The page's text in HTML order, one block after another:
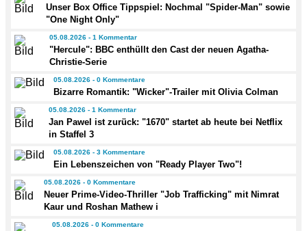
Unser Box Office Tippspiel: Nochmal "Spider-Man" sowie
"One Night Only"
05.08.2026 - 1 Kommentar
"Hercule": BBC enthüllt den Cast der neuen Agatha-
Christie-Serie
05.08.2026 - 0 Kommentare
Bizarre Romantik: "Wicker"-Trailer mit Olivia Colman
05.08.2026 - 1 Kommentar
Jan Pawel ist zurück: "1670" startet ab heute bei Netflix
in Staffel 3
05.08.2026 - 3 Kommentare
Ein Lebenszeichen von "Ready Player Two"!
05.08.2026 - 0 Kommentare
Neuer Prime-Video-Thriller "Job Trafficking" mit Nimrat
Kaur und Roshan Mathew i
05.08.2026 - 0 Kommentare